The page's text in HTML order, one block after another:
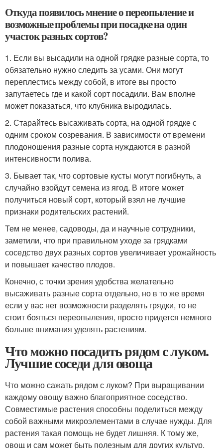
Откуда появилось мнение о переопыление и
возможные проблемы при посадке на один
участок разных сортов?
1. Если вы высадили на одной грядке разные сорта, то
обязательно нужно следить за усами. Они могут
переплестись между собой, в итоге вы просто
запутаетесь где и какой сорт посадили. Вам вполне
может показаться, что клубника выродилась.
2. Старайтесь высаживать сорта, на одной грядке с
одним сроком созревания. В зависимости от времени
плодоношения разные сорта нуждаются в разной
интенсивности полива.
3. Бывает так, что сортовые кусты могут погибнуть, а
случайно взойдут семена из ягод. В итоге может
получиться новый сорт, который взял не лучшие
признаки родительских растений.
Тем не менее, садоводы, да и научные сотрудники,
заметили, что при правильном уходе за грядками
соседство двух разных сортов увеличивает урожайность
и повышает качество плодов.
Конечно, с точки зрения удобства желательно
высаживать разные сорта отдельно, но в то же время
если у вас нет возможности разделять грядки, то не
стоит бояться переопыления, просто придется немного
больше внимания уделять растениям.
Что можно посадить рядом с луком.
Лучшие соседи для овоща
Что можно сажать рядом с луком? При выращивании
каждому овощу важно благоприятное соседство.
Совместимые растения способны поделиться между
собой важными микроэлементами в случае нужды. Для
растения такая помощь не будет лишняя. К тому же,
овощ и сам может быть полезным для других культур,